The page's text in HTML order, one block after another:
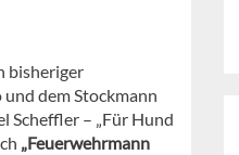
bisheriger
dem Stockmann
Scheffler – „Für Hund
„Feuerwehrmann